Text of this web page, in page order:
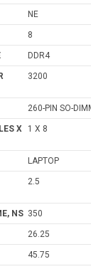
NE
8
DDR4
3200
260-PIN SO-
X
1 X 8
LAPTOP
2.5
NS 350
26.25
45.75